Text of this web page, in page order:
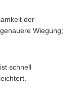
der
Wiegung;
schnell